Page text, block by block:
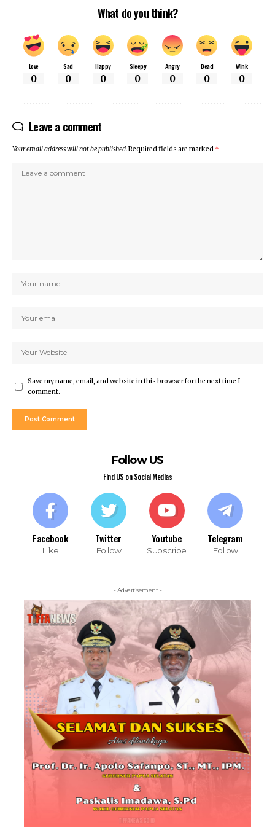
What do you think?
Love
0
Sad
0
Happy
0
Sleepy
0
Angry
0
Dead
0
Wink
0
Leave a comment
Your email address will not be published.Required fields are marked *
Save my name, email, and website in this browser for the next time I
comment.
Follow US
Find US on Social Medias
Facebook
Like
Twitter
Follow
Youtube
Subscribe
Telegram
Follow
- Advertisement -